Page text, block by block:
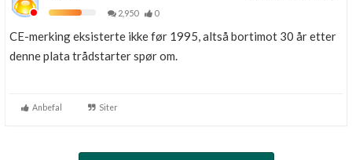
2,950
0
CE-merking eksisterte ikke før 1995, altså bortimot 30 år etter
denne plata trådstarter spør om.
Anbefal Siter